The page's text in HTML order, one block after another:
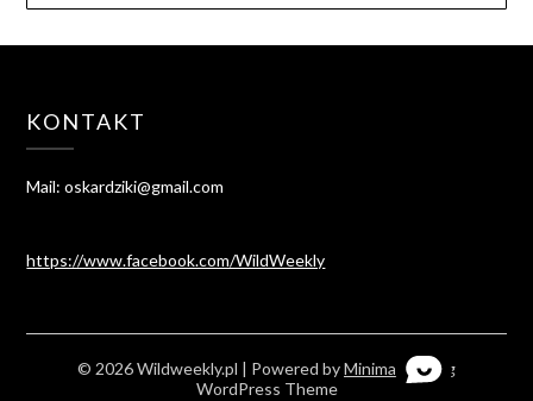
KONTAKT
Mail: oskardziki@gmail.com
https://www.facebook.com/WildWeekly
© 2026 Wildweekly.pl | Powered byMinimalist Blog
WordPress Theme